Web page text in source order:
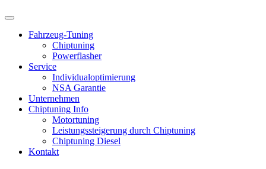
Fahrzeug-Tuning
Chiptuning
Powerflasher
Service
Individualoptimierung
NSA Garantie
Unternehmen
Chiptuning Info
Motortuning
Leistungssteigerung durch Chiptuning
Chiptuning Diesel
Kontakt